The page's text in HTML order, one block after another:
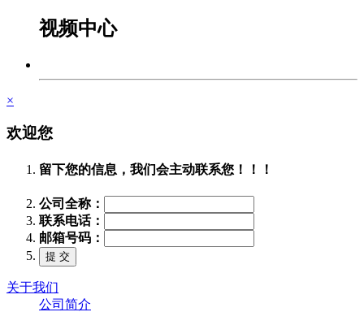
视频中心
×
欢迎您
留下您的信息，我们会主动联系您！！！
公司全称：
联系电话：
邮箱号码：
关于我们
公司简介